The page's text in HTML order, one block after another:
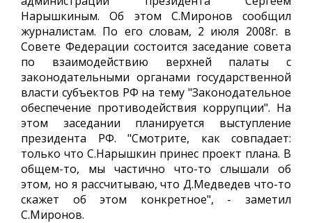
Нарышкиным. Об этом С.Миронов сообщил
журналистам. По его словам, 2 июля 2008г. в
Совете Федерации состоится заседание совета
по взаимодействию верхней палаты с
законодательными органами государственной
власти субъектов РФ на тему "Законодательное
обеспечение противодействия коррупции". На
этом заседании планируется выступление
президента РФ. "Смотрите, как совпадает:
только что С.Нарышкин принес проект плана. В
общем-то, мы частично что-то слышали об
этом, но я рассчитываю, что Д.Медведев что-то
скажет об этом конкретное", - заметил
С.Миронов.